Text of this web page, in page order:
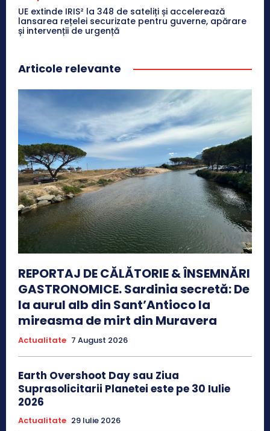
UE extinde IRIS² la 348 de sateliți și accelerează
lansarea rețelei securizate pentru guverne, apărare
și intervenții de urgență
Articole relevante
REPORTAJ DE CĂLĂTORIE & ÎNSEMNĂRI
GASTRONOMICE. Sardinia secretă: De
la aurul alb din Sant’Antioco la
mireasma de mirt din Muravera
Actualitate 7 August 2026
Earth Overshoot Day sau Ziua
Suprasolicitarii Planetei este pe 30 Iulie
2026
Actualitate 29 Iulie 2026